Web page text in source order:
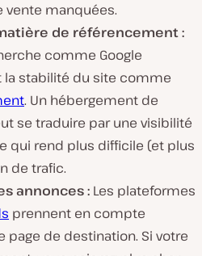
manquées.
de référencement :
comme Google
la stabilité du site comme
. Un hébergement de
se traduire par une visibilité
qui rend plus difficile (et plus
de trafic.
annonces : Les plateformes
prennent en compte
page de destination. Si votre